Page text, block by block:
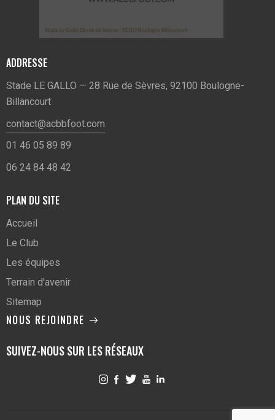
ADDRESSE
Stade LE GALLO — 28 Rue de Sèvres, 92100 Boulogne-
Billancourt
contact@acbbfoot.com
01 46 05 89 89
06 24 84 48 42
PLAN DU SITE
Accueil
Le Club
Les équipes
Terrain d'avenir
Sitemap
NOUS REJOINDRE
SUIVEZ-NOUS SUR LES RÉSEAUX